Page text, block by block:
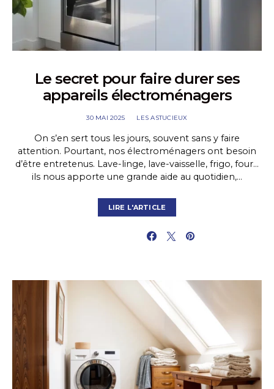
Le secret pour faire durer ses
appareils électroménagers
30 MAI 2025 LES ASTUCIEUX
On s’en sert tous les jours, souvent sans y faire
attention. Pourtant, nos électroménagers ont besoin
d’être entretenus. Lave-linge, lave-vaisselle, frigo, four…
ils nous apporte une grande aide au quotidien,…
LIRE L'ARTICLE